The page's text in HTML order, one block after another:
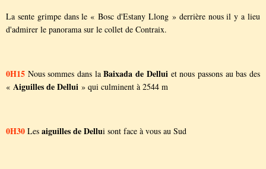
La sente grimpe dans le « Bosc d'Estany Llong » derrière nous il y a lieu
d'admirer le panorama sur le collet de Contraix.
0H15 Nous sommes dans laBaixada de Delluiet nous passons au bas des
« Aiguilles de Dellui » qui culminent à 2544 m
0H30 Les aiguilles de Dellui sont face à vous au Sud